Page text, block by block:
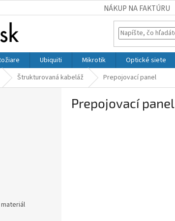
NÁKUP NA FAKTÚRU
Ubiquiti Mikrotik Optické siete
Štrukturovaná kabeláž Prepojovací panel
Prepojovací panel